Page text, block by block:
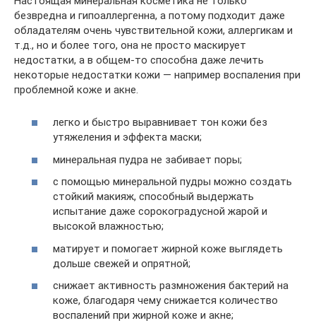
безвредна и гипоаллергенна, а потому подходит даже
обладателям очень чувствительной кожи, аллергикам и
т.д., но и более того, она не просто маскирует
недостатки, а в общем-то способна даже лечить
некоторые недостатки кожи — например воспаления при
проблемной коже и акне.
легко и быстро выравнивает тон кожи без
утяжеления и эффекта маски;
минеральная пудра не забивает поры;
с помощью минеральной пудры можно создать
стойкий макияж, способный выдержать
испытание даже сорокоградусной жарой и
высокой влажностью;
матирует и помогает жирной коже выглядеть
дольше свежей и опрятной;
снижает активность размножения бактерий на
коже, благодаря чему снижается количество
воспалений при жирной коже и акне;